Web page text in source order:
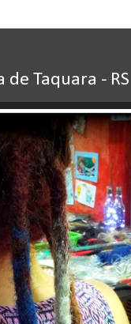
Taquara - RS